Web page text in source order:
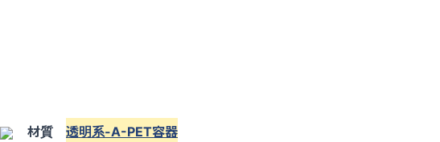
材質 透明系-A-PET容器